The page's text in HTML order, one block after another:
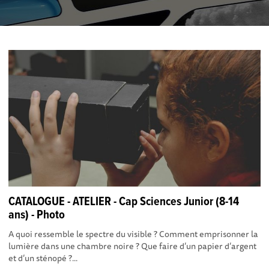
CATALOGUE - ATELIER - Cap Sciences Junior (8-14
ans) - Photo
A quoi ressemble le spectre du visible ? Comment emprisonner la
lumière dans une chambre noire ? Que faire d’un papier d’argent
et d’un sténopé ?...